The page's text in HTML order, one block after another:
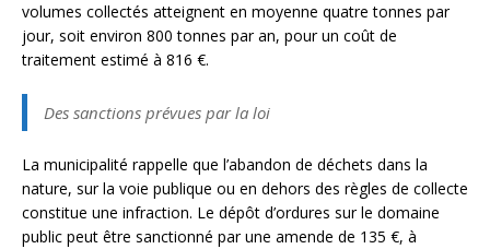
volumes collectés atteignent en moyenne quatre tonnes par
jour, soit environ 800 tonnes par an, pour un coût de
traitement estimé à 816 €.
Des sanctions prévues par la loi
La municipalité rappelle que l’abandon de déchets dans la
nature, sur la voie publique ou en dehors des règles de collecte
constitue une infraction. Le dépôt d’ordures sur le domaine
public peut être sanctionné par une amende de 135 €, à